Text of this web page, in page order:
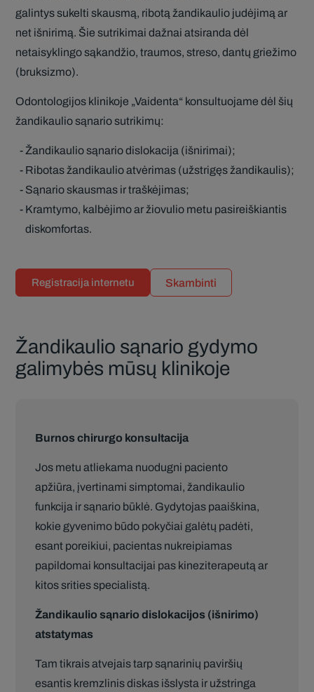
galintys sukelti skausmą, ribotą žandikaulio judėjimą ar
net išnirimą. Šie sutrikimai dažnai atsiranda dėl
netaisyklingo sąkandžio, traumos, streso, dantų griežimo
(bruksizmo).
Odontologijos klinikoje „Vaidenta“ konsultuojame dėl šių
žandikaulio sąnario sutrikimų:
Žandikaulio sąnario dislokacija (išnirimai);
Ribotas žandikaulio atvėrimas (užstrigęs žandikaulis);
Sąnario skausmas ir traškėjimas;
Kramtymo, kalbėjimo ar žiovulio metu pasireiškiantis
diskomfortas.
Registracija internetu Skambinti
Žandikaulio sąnario gydymo
galimybės mūsų klinikoje
Burnos chirurgo konsultacija
Jos metu atliekama nuodugni paciento
apžiūra, įvertinami simptomai, žandikaulio
funkcija ir sąnario būklė. Gydytojas paaiškina,
kokie gyvenimo būdo pokyčiai galėtų padėti,
esant poreikiui, pacientas nukreipiamas
papildomai konsultacijai pas kineziterapeutą ar
kitos srities specialistą.
Žandikaulio sąnario dislokacijos (išnirimo)
atstatymas
Tam tikrais atvejais tarp sąnarinių paviršių
esantis kremzlinis diskas išslysta ir užstringa